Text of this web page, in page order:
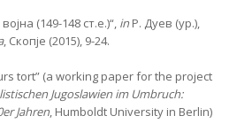
(149-148 ст.е.)“, in Р. Дуев (ур.),
, Скопје (2015), 9-24.
tort” (a working paper for the project
Jugoslawien im Umbruch:
Jahren, Humboldt University in Berlin)